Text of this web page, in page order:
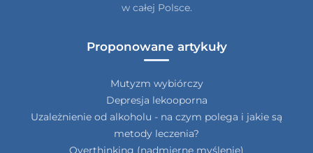
w całej Polsce.
Proponowane artykuły
Mutyzm wybiórczy
Depresja lekooporna
Uzależnienie od alkoholu - na czym polega i jakie są
metody leczenia?
Overthinking (nadmierne myślenie)